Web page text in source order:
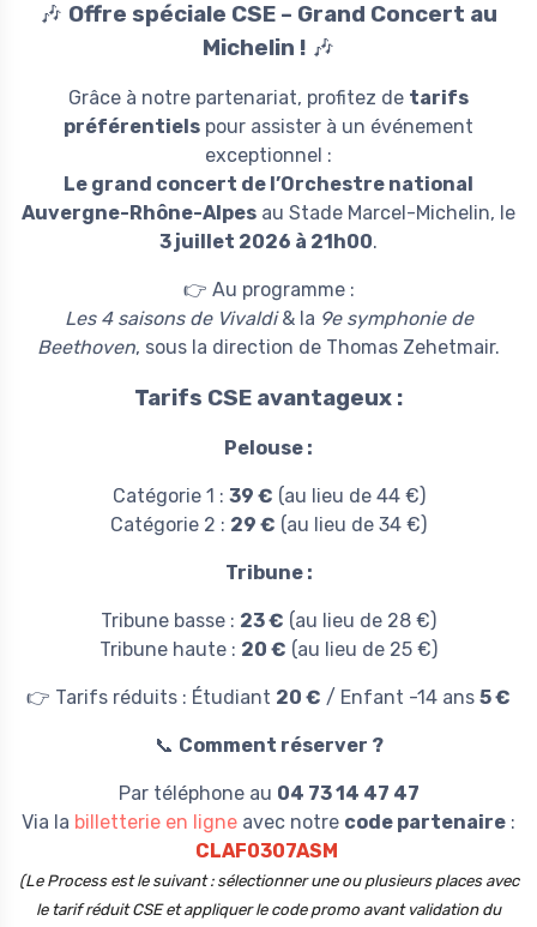
🎶 Offre spéciale CSE – Grand Concert au
Michelin ! 🎶
Grâce à notre partenariat, profitez de tarifs
préférentiels pour assister à un événement
exceptionnel :
Le grand concert de l’Orchestre national
Auvergne-Rhône-Alpes au Stade Marcel-Michelin, le
3 juillet 2026 à 21h00.
👉 Au programme :
Les 4 saisons de Vivaldi& la 9e symphonie de
Beethoven, sous la direction de Thomas Zehetmair.
Tarifs CSE avantageux :
Pelouse :
Catégorie 1 : 39 € (au lieu de 44 €)
Catégorie 2 : 29 € (au lieu de 34 €)
Tribune :
Tribune basse : 23 € (au lieu de 28 €)
Tribune haute : 20 € (au lieu de 25 €)
👉 Tarifs réduits : Étudiant 20 € / Enfant -14 ans 5 €
📞 Comment réserver ?
Par téléphone au 04 73 14 47 47
Via la billetterie en ligne avec notre code partenaire :
CLAF0307ASM
(Le Process est le suivant : sélectionner une ou plusieurs places avec
le tarif réduit CSE et appliquer le code promo avant validation du